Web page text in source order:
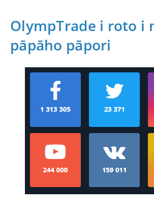
OlympTrade i roto i
pāpāho pāpori